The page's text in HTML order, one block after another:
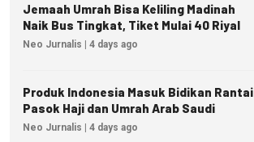
Jemaah Umrah Bisa Keliling Madinah
Naik Bus Tingkat, Tiket Mulai 40 Riyal
Neo Jurnalis | 4 days ago
Produk Indonesia Masuk Bidikan Rantai
Pasok Haji dan Umrah Arab Saudi
Neo Jurnalis | 4 days ago